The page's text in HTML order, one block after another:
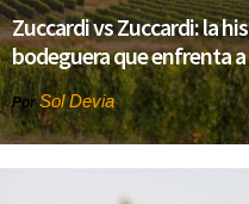
Zuccardi vs Zuccardi: la
bodeguera que enfrenta
PorSol Devia